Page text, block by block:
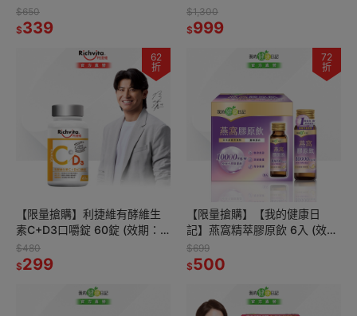
2026/12/01)
$650
$339
2件組
$1,300
$999
62
折
【限量搶購】利捷維有酵維生
素C+D3口嚼錠 60錠 (效期：
2027/02/01)
$480
$299
72
折
【限量搶購】【我的健康日
記】燕窩精萃膠原飲 6入 (效
期：2027/07/01)
$699
$500